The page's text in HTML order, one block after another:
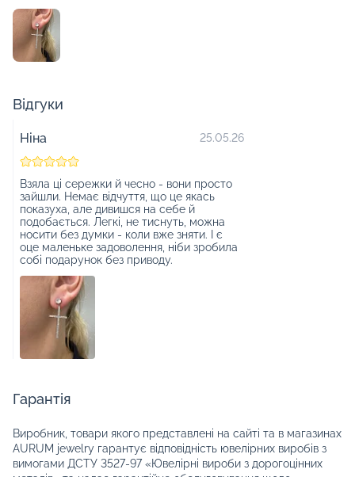
Відгуки
Ніна 25.05.26
Взяла ці сережки й чесно - вони просто
зайшли. Немає відчуття, що це якась
показуха, але дивишся на себе й
подобається. Легкі, не тиснуть, можна
носити без думки - коли вже зняти. І є
оце маленьке задоволення, ніби зробила
собі подарунок без приводу.
Гарантія
Виробник, товари якого представлені на сайті та в магазинах
AURUM jewelry гарантує відповідність ювелірних виробів з
вимогами ДСТУ 3527-97 «Ювелірні вироби з дорогоцінних